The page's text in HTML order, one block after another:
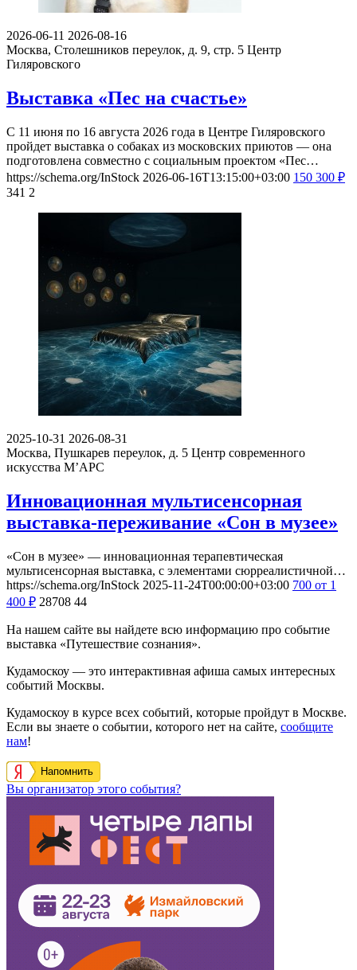
2026-06-11 2026-08-16
Москва, Столешников переулок, д. 9, стр. 5 Центр
Гиляровского
Выставка «Пес на счастье»
С 11 июня по 16 августа 2026 года в Центре Гиляровского
пройдет выставка о собаках из московских приютов — она
подготовлена совместно с социальным проектом «Пес…
https://schema.org/InStock 2026-06-16T13:15:00+03:00 150 300 ₽
341 2
2025-10-31 2026-08-31
Москва, Пушкарев переулок, д. 5 Центр современного
искусства М’АРС
Инновационная мультисенсорная
выставка-переживание «Сон в музее»
«Сон в музее» — инновационная терапевтическая
мультисенсорная выставка, с элементами сюрреалистичной…
https://schema.org/InStock 2025-11-24T00:00:00+03:00 700 от 1
400 ₽ 28708 44
На нашем сайте вы найдете всю информацию про событие
выставка «Путешествие сознания».
Кудамоскоу — это интерактивная афиша самых интересных
событий Москвы.
Кудамоскоу в курсе всех событий, которые пройдут в Москве.
Если вы знаете о событии, которого нет на сайте, сообщите
нам!
Напомнить
Вы организатор этого события?